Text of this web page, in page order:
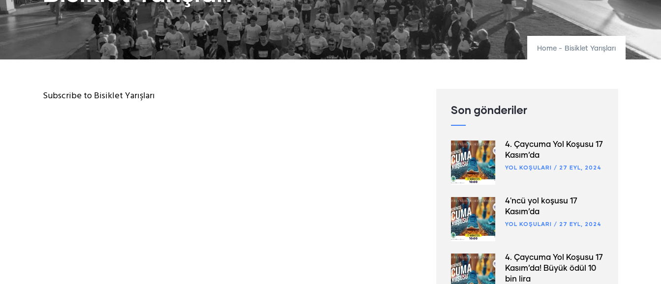
Home - Bisiklet Yarışları
Subscribe to Bisiklet Yarışları
Son gönderiler
4. Çaycuma Yol Koşusu 17
Kasım’da
YOL KOŞULARI / 27 EYL, 2024
4'ncü yol koşusu 17
Kasım’da
YOL KOŞULARI / 27 EYL, 2024
4. Çaycuma Yol Koşusu 17
Kasım’da! Büyük ödül 10
bin lira